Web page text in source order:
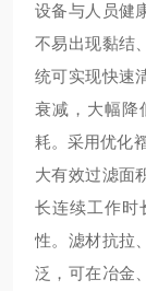
设备与人员健
不易出现黏结
统可实现快速
衰减，大幅降
耗。采用优化
大有效过滤面
长连续工作时
性。滤材抗拉
泛，可在冶金